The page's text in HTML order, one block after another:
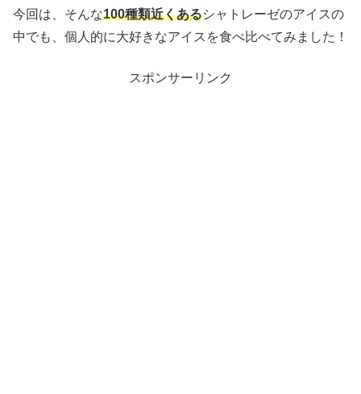
今回は、そんな100種類近くあるシャトレーゼのアイスの
中でも、個人的に大好きなアイスを食べ比べてみました！
スポンサーリンク